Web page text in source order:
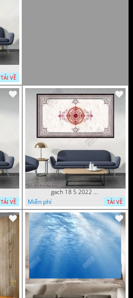
TẢI VỀ
TẢI VỀ
gach 18 5 2022 van
Miễn phí
TẢI VỀ